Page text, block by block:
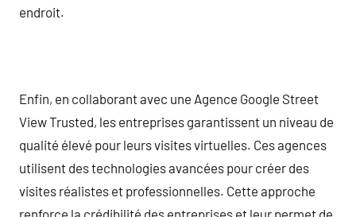
endroit.
Enfin, en collaborant avec une Agence Google Street
View Trusted, les entreprises garantissent un niveau de
qualité élevé pour leurs visites virtuelles. Ces agences
utilisent des technologies avancées pour créer des
visites réalistes et professionnelles. Cette approche
renforce la crédibilité des entreprises et leur permet de